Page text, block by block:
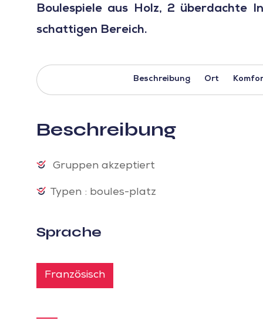
Boulespiele aus Holz, 2 überdachte
schattigen Bereich.
Beschreibung Ort
Beschreibung
Gruppen akzeptiert
Typen : boules-platz
Sprache
Französisch